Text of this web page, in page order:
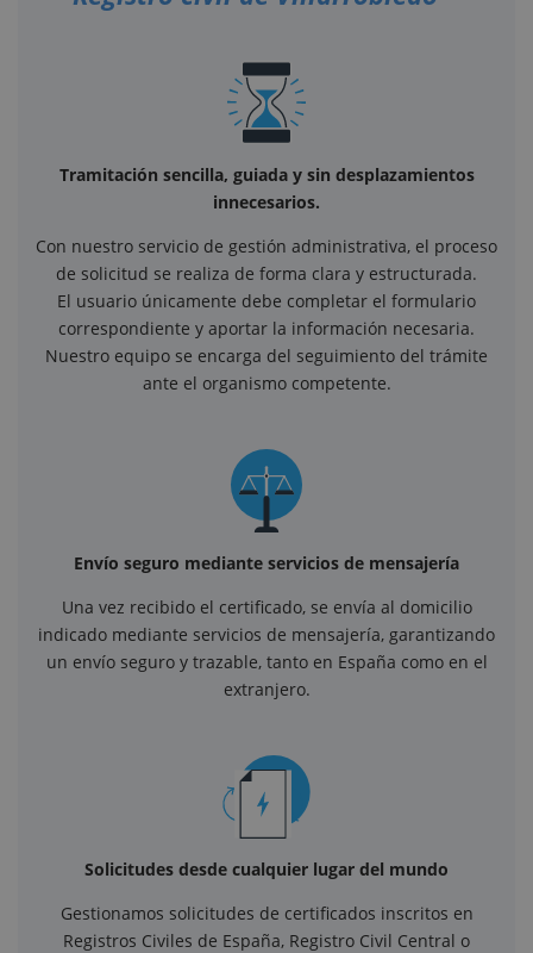
Tramitación sencilla, guiada y sin desplazamientos
innecesarios.
Con nuestro servicio de gestión administrativa, el proceso
de solicitud se realiza de forma clara y estructurada.
El usuario únicamente debe completar el formulario
correspondiente y aportar la información necesaria.
Nuestro equipo se encarga del seguimiento del trámite
ante el organismo competente.
Envío seguro mediante servicios de mensajería
Una vez recibido el certificado, se envía al domicilio
indicado mediante servicios de mensajería, garantizando
un envío seguro y trazable, tanto en España como en el
extranjero.
Solicitudes desde cualquier lugar del mundo
Gestionamos solicitudes de certificados inscritos en
Registros Civiles de España, Registro Civil Central o